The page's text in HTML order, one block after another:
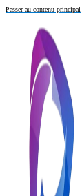
Passer au contenu principal